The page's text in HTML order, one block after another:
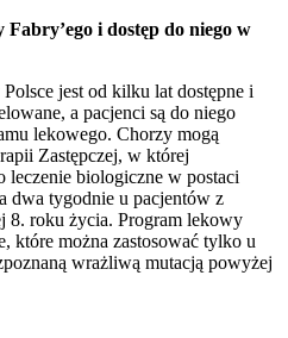
i dostęp do niego w
jest od kilku lat dostępne i
a pacjenci są do niego
lekowego. Chorzy mogą
Zastępczej, w której
leczenie biologiczne w postaci
dwa tygodnie u pacjentów z
8. roku życia. Program lekowy
które można zastosować tylko u
wrażliwą mutacją powyżej